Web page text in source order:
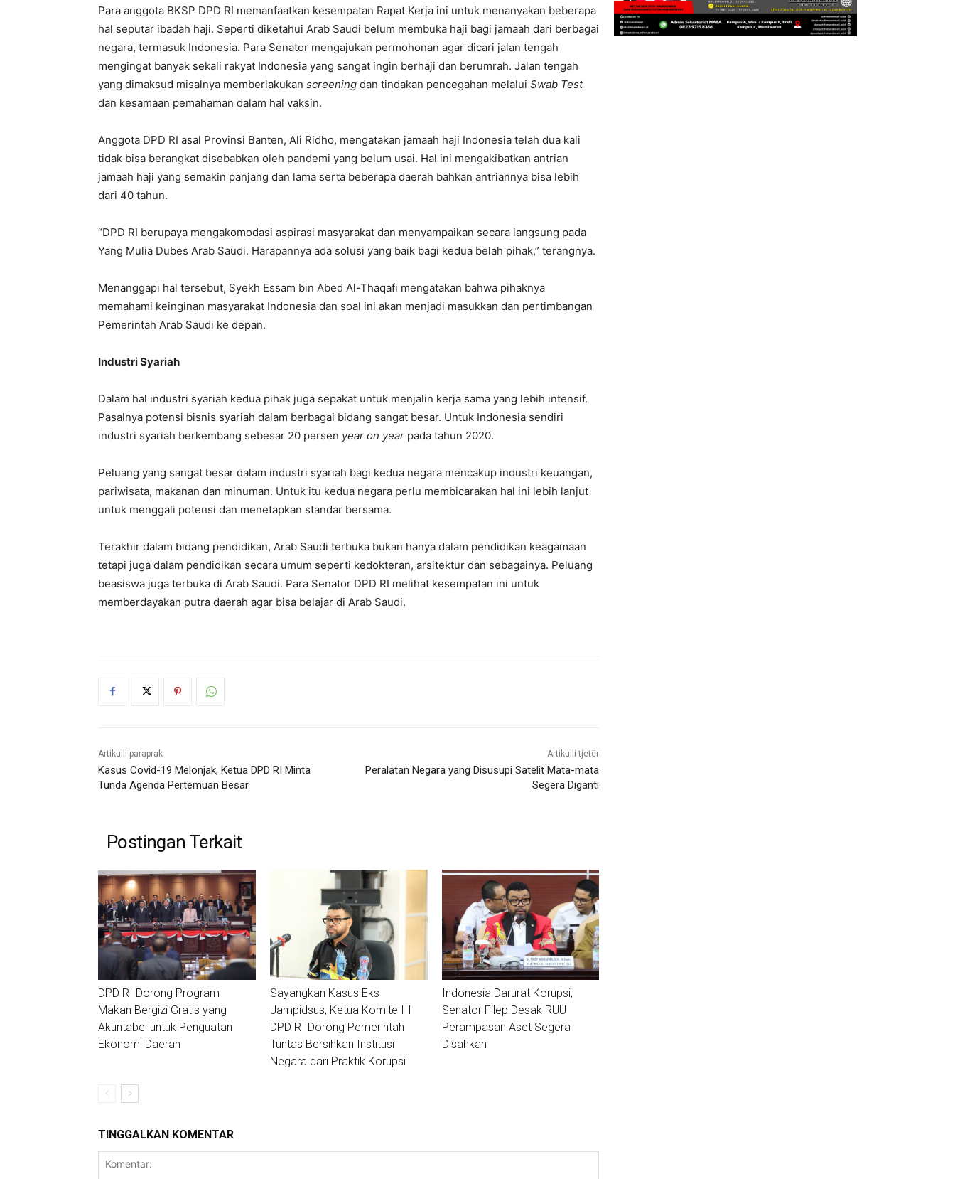
Para anggota BKSP DPD RI memanfaatkan kesempatan Rapat Kerja ini untuk menanyakan beberapa
hal seputar ibadah haji. Seperti diketahui Arab Saudi belum membuka haji bagi jamaah dari berbagai
negara, termasuk Indonesia. Para Senator mengajukan permohonan agar dicari jalan tengah
mengingat banyak sekali rakyat Indonesia yang sangat ingin berhaji dan berumrah. Jalan tengah
yang dimaksud misalnya memberlakukan screening dan tindakan pencegahan melalui Swab Test
dan kesamaan pemahaman dalam hal vaksin.
Anggota DPD RI asal Provinsi Banten, Ali Ridho, mengatakan jamaah haji Indonesia telah dua kali
tidak bisa berangkat disebabkan oleh pandemi yang belum usai. Hal ini mengakibatkan antrian
jamaah haji yang semakin panjang dan lama serta beberapa daerah bahkan antriannya bisa lebih
dari 40 tahun.
“DPD RI berupaya mengakomodasi aspirasi masyarakat dan menyampaikan secara langsung pada
Yang Mulia Dubes Arab Saudi. Harapannya ada solusi yang baik bagi kedua belah pihak,” terangnya.
Menanggapi hal tersebut, Syekh Essam bin Abed Al-Thaqafi mengatakan bahwa pihaknya
memahami keinginan masyarakat Indonesia dan soal ini akan menjadi masukkan dan pertimbangan
Pemerintah Arab Saudi ke depan.
Industri Syariah
Dalam hal industri syariah kedua pihak juga sepakat untuk menjalin kerja sama yang lebih intensif.
Pasalnya potensi bisnis syariah dalam berbagai bidang sangat besar. Untuk Indonesia sendiri
industri syariah berkembang sebesar 20 persen year on year pada tahun 2020.
Peluang yang sangat besar dalam industri syariah bagi kedua negara mencakup industri keuangan,
pariwisata, makanan dan minuman. Untuk itu kedua negara perlu membicarakan hal ini lebih lanjut
untuk menggali potensi dan menetapkan standar bersama.
Terakhir dalam bidang pendidikan, Arab Saudi terbuka bukan hanya dalam pendidikan keagamaan
tetapi juga dalam pendidikan secara umum seperti kedokteran, arsitektur dan sebagainya. Peluang
beasiswa juga terbuka di Arab Saudi. Para Senator DPD RI melihat kesempatan ini untuk
memberdayakan putra daerah agar bisa belajar di Arab Saudi.
Artikulli paraprak
Kasus Covid-19 Melonjak, Ketua DPD RI Minta
Tunda Agenda Pertemuan Besar
Artikulli tjetër
Peralatan Negara yang Disusupi Satelit Mata-mata
Segera Diganti
Postingan Terkait
DPD RI Dorong Program
Makan Bergizi Gratis yang
Akuntabel untuk Penguatan
Ekonomi Daerah
Sayangkan Kasus Eks
Jampidsus, Ketua Komite III
DPD RI Dorong Pemerintah
Tuntas Bersihkan Institusi
Negara dari Praktik Korupsi
Indonesia Darurat Korupsi,
Senator Filep Desak RUU
Perampasan Aset Segera
Disahkan
TINGGALKAN KOMENTAR